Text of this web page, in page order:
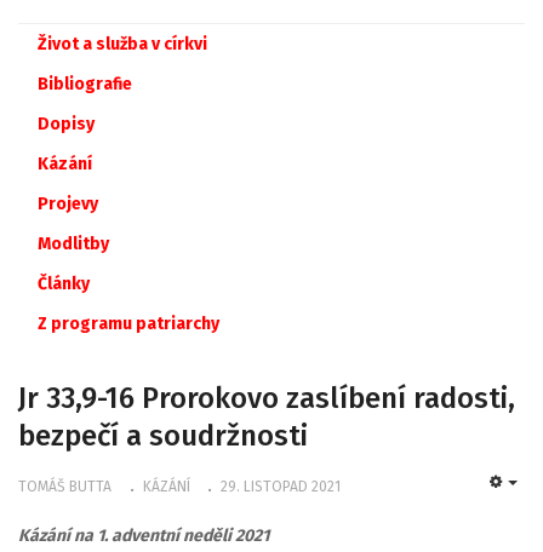
Život a služba v církvi
Bibliografie
Dopisy
Kázání
Projevy
Modlitby
Články
Z programu patriarchy
Jr 33,9-16 Prorokovo zaslíbení radosti,
bezpečí a soudržnosti
TOMÁŠ BUTTA KÁZÁNÍ 29. LISTOPAD 2021
Kázání na 1. adventní neděli 2021